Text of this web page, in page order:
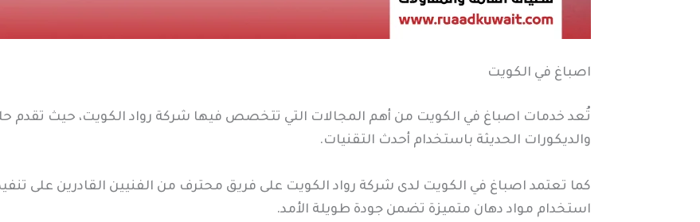
اصباغ في الكويت
تُعد خدمات اصباغ في الكويت من أهم المجالات التي تتخصص فيها شركة رواد الكويت، حيث تقدم
والديكورات الحديثة باستخدام أحدث التقنيات.
كما تعتمد اصباغ في الكويت لدى شركة رواد الكويت على فريق محترف من الفنيين القادرين على
استخدام مواد دهان متميزة تضمن جودة طويلة الأمد.